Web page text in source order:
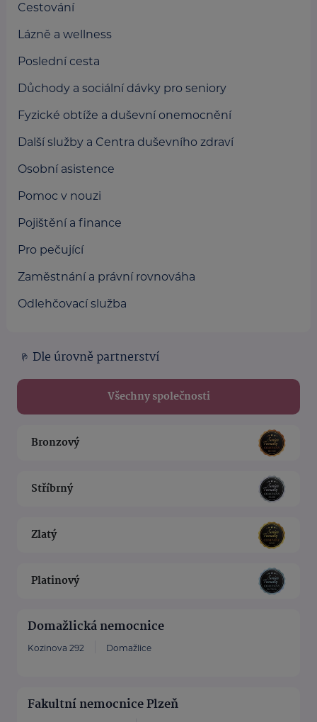
Cestování
Lázně a wellness
Poslední cesta
Důchody a sociální dávky pro seniory
Fyzické obtíže a duševní onemocnění
Další služby a Centra duševního zdraví
Osobní asistence
Pomoc v nouzi
Pojištění a finance
Pro pečující
Zaměstnání a právní rovnováha
Odlehčovací služba
Dle úrovně partnerství
Všechny společnosti
Bronzový
Stříbrný
Zlatý
Platinový
Domažlická nemocnice
Kozinova 292 Domažlice
Fakultní nemocnice Plzeň